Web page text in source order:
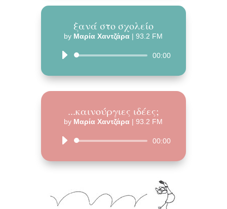
ξανά στο σχολείο
by Μαρία Χαντζάρα |93.2 FM
Audio
00:00
...καινούργιες ιδέες;
by Μαρία Χαντζάρα |93.2 FM
Audio
00:00